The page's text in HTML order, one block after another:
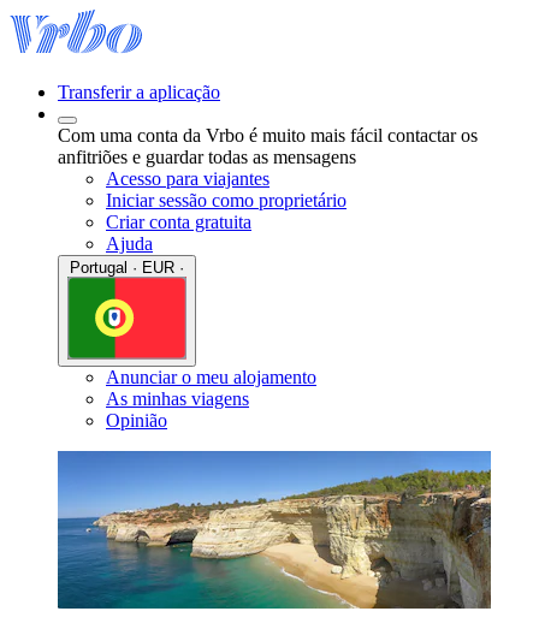
Transferir a aplicação
Com uma conta da Vrbo é muito mais fácil contactar os
anfitriões e guardar todas as mensagens
Acesso para viajantes
Iniciar sessão como proprietário
Criar conta gratuita
Ajuda
Anunciar o meu alojamento
As minhas viagens
Opinião